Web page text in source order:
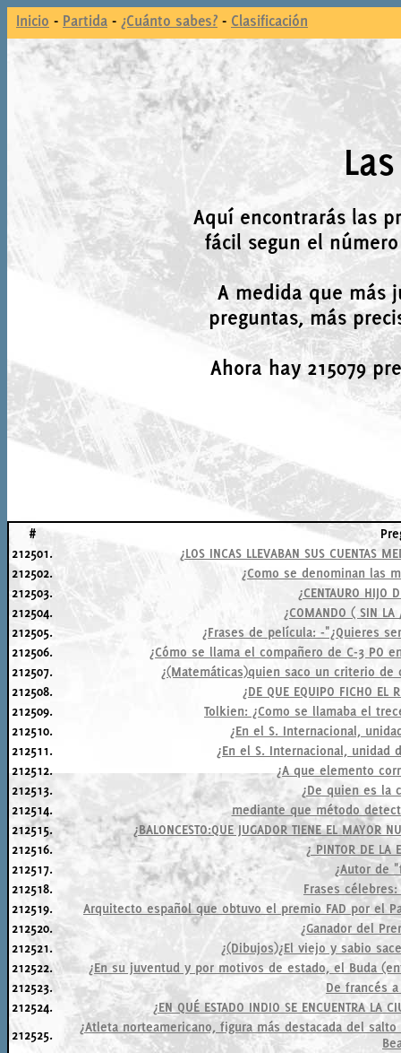
Inicio - Partida - ¿Cuánto sabes? - Clasificación
Aquí encontrarás las
fácil segun el
A medida que más
preguntas, más
Ahora hay 215079
#
212501.
¿LOS INCAS LLEVABAN SUS CUENTAS
212502.
¿Como se denominan las
212503.
¿CENTAURO HIJO
212504.
¿COMANDO ( SIN LA
212505.
¿Frases de película: -"¿Quieres
212506.
¿Cómo se llama el compañero de C-3 PO
212507.
¿(Matemáticas)quien saco un criterio
212508.
¿DE QUE EQUIPO FICHO EL
212509.
Tolkien: ¿Como se llamaba el
212510.
¿En el S. Internacional,
212511.
¿En el S. Internacional, unidad
212512.
¿A que elemento
212513.
¿De quien es la
212514.
mediante que método
212515.
¿BALONCESTO:QUE JUGADOR TIENE EL MAYOR
212516.
¿ PINTOR DE LA
212517.
¿Autor de
212518.
Frases
212519.
Arquitecto español que obtuvo el premio FAD por el
212520.
¿Ganador del
212521.
¿(Dibujos)¿El viejo y sabio
212522.
¿En su juventud y por motivos de estado, el Buda
212523.
De francés
212524.
¿EN QUÉ ESTADO INDIO SE ENCUENTRA LA
212525.
¿Atleta norteamericano, figura más destacada del